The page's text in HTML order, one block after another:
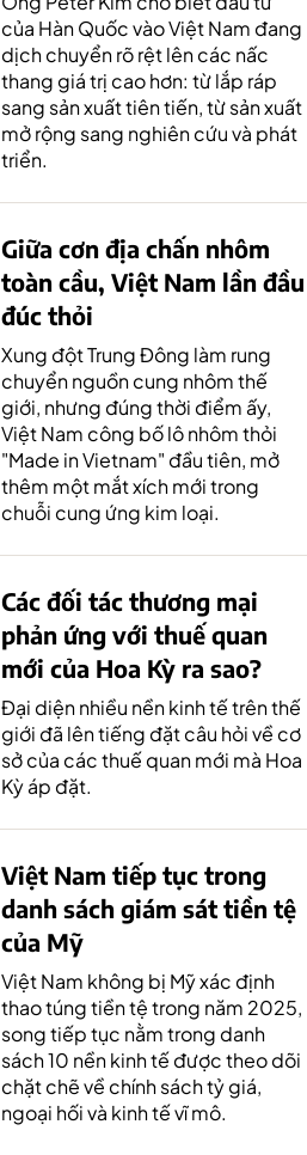
của Hàn Quốc vào Việt Nam đang
dịch chuyển rõ rệt lên các nấc
thang giá trị cao hơn: từ lắp ráp
sang sản xuất tiên tiến, từ sản xuất
mở rộng sang nghiên cứu và phát
triển.
Giữa cơn địa chấn nhôm
toàn cầu, Việt Nam lần đầu
đúc thỏi
Xung đột Trung Đông làm rung
chuyển nguồn cung nhôm thế
giới, nhưng đúng thời điểm ấy,
Việt Nam công bố lô nhôm thỏi
"Made in Vietnam" đầu tiên, mở
thêm một mắt xích mới trong
chuỗi cung ứng kim loại.
Các đối tác thương mại
phản ứng với thuế quan
mới của Hoa Kỳ ra sao?
Đại diện nhiều nền kinh tế trên thế
giới đã lên tiếng đặt câu hỏi về cơ
sở của các thuế quan mới mà Hoa
Kỳ áp đặt.
Việt Nam tiếp tục trong
danh sách giám sát tiền tệ
của Mỹ
Việt Nam không bị Mỹ xác định
thao túng tiền tệ trong năm 2025,
song tiếp tục nằm trong danh
sách 10 nền kinh tế được theo dõi
chặt chẽ về chính sách tỷ giá,
ngoại hối và kinh tế vĩ mô.